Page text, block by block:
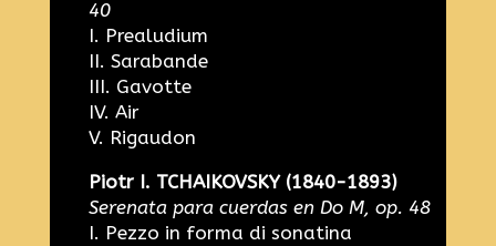
40
I. Prealudium
II. Sarabande
III. Gavotte
IV. Air
V. Rigaudon
Piotr I. TCHAIKOVSKY (1840-1893)
Serenata para cuerdas en Do M, op. 48
I. Pezzo in forma di sonatina